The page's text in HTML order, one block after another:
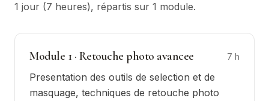
1 jour (7 heures), répartis sur 1 module.
Module 1· Retouche photo avancee 7 h
Presentation des outils de selection et de
masquage, techniques de retouche photo